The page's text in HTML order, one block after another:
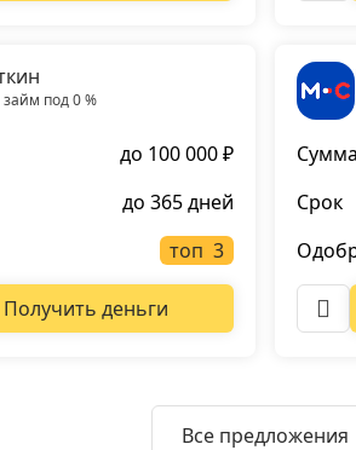
под 0 %
до 100 000 ₽
до 365 дней
топ
Получить деньги
Сумма
Срок
Все предложения